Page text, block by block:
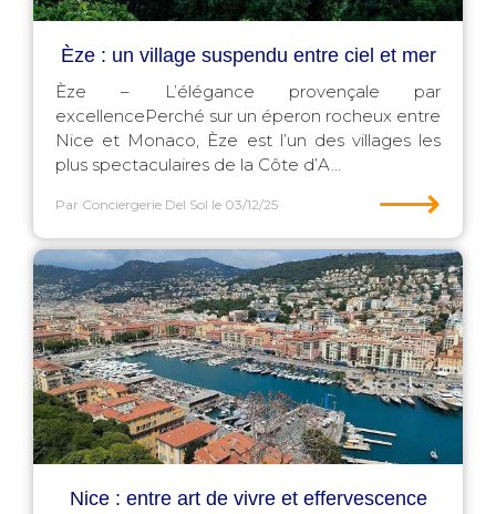
Èze : un village suspendu entre ciel et mer
Èze – L’élégance provençale par
excellencePerché sur un éperon rocheux entre
Nice et Monaco, Èze est l’un des villages les
plus spectaculaires de la Côte d’A...
Par Conciergerie Del Sol le 03/12/25 ⟶
Nice : entre art de vivre et effervescence